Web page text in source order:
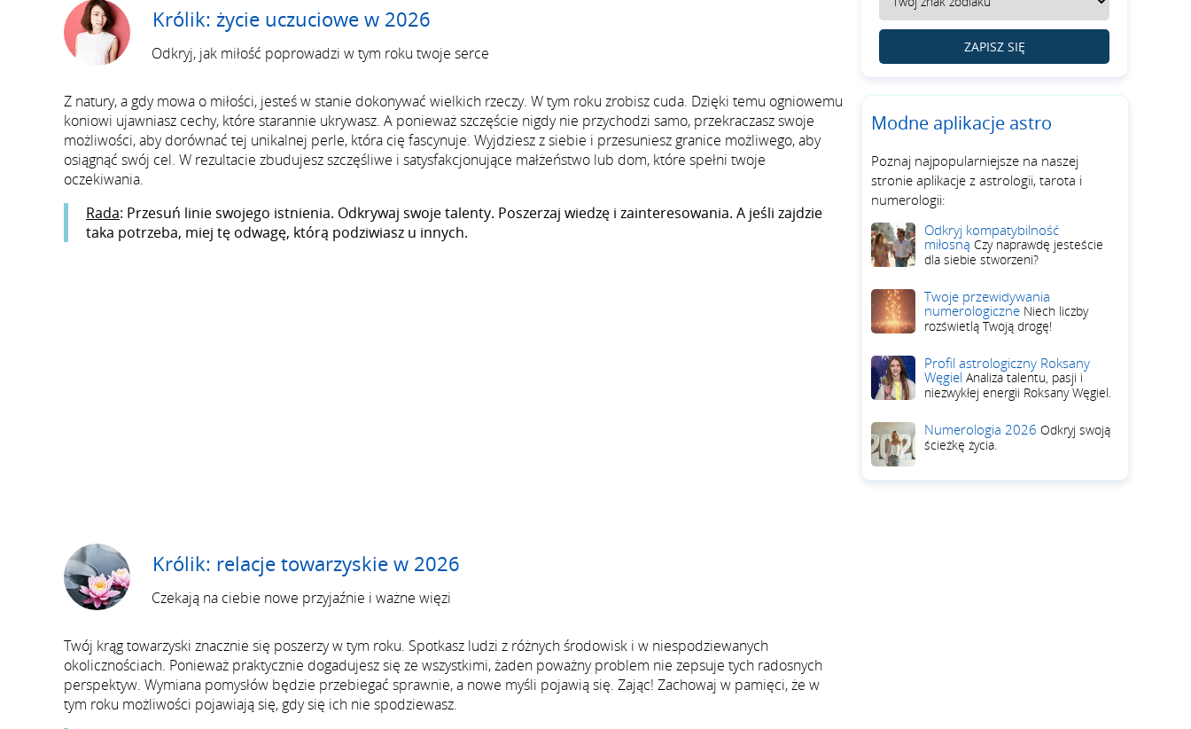
Królik: życie uczuciowe w 2026
Odkryj, jak miłość poprowadzi w tym roku twoje serce
Z natury, a gdy mowa o miłości, jesteś w stanie dokonywać wielkich rzeczy. W tym roku zrobisz cuda. Dzięki temu ogniowemu
koniowi ujawniasz cechy, które starannie ukrywasz. A ponieważ szczęście nigdy nie przychodzi samo, przekraczasz swoje
możliwości, aby dorównać tej unikalnej perle, która cię fascynuje. Wyjdziesz z siebie i przesuniesz granice możliwego, aby
osiągnąć swój cel. W rezultacie zbudujesz szczęśliwe i satysfakcjonujące małżeństwo lub dom, które spełni twoje
oczekiwania.
Rada: Przesuń linie swojego istnienia. Odkrywaj swoje talenty. Poszerzaj wiedzę i zainteresowania. A jeśli zajdzie
taka potrzeba, miej tę odwagę, którą podziwiasz u innych.
Królik: relacje towarzyskie w 2026
Czekają na ciebie nowe przyjaźnie i ważne więzi
Twój krąg towarzyski znacznie się poszerzy w tym roku. Spotkasz ludzi z różnych środowisk i w niespodziewanych
okolicznościach. Ponieważ praktycznie dogadujesz się ze wszystkimi, żaden poważny problem nie zepsuje tych radosnych
perspektyw. Wymiana pomysłów będzie przebiegać sprawnie, a nowe myśli pojawią się. Zając! Zachowaj w pamięci, że w
tym roku możliwości pojawiają się, gdy się ich nie spodziewasz.
ZAPISZ SIĘ
Modne aplikacje astro
Poznaj najpopularniejsze na naszej
stronie aplikacje z astrologii, tarota i
numerologii:
Odkryj kompatybilność
miłosną Czy naprawdę jesteście
dla siebie stworzeni?
Twoje przewidywania
numerologiczne Niech liczby
rozświetlą Twoją drogę!
Profil astrologiczny Roksany
Węgiel Analiza talentu, pasji i
niezwykłej energii Roksany Węgiel.
Numerologia 2026 Odkryj swoją
ścieżkę życia.